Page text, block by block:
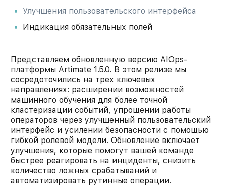
Улучшения пользовательского интерфейса
Индикация обязательных полей
Представляем обновленную версию AIOps-
платформы Artimate 1.5.0. В этом релизе мы
сосредоточились на трех ключевых
направлениях: расширении возможностей
машинного обучения для более точной
кластеризации событий, упрощении работы
операторов через улучшенный пользовательский
интерфейс и усилении безопасности с помощью
гибкой ролевой модели. Обновление включает
улучшения, которые помогут вашей команде
быстрее реагировать на инциденты, снизить
количество ложных срабатываний и
автоматизировать рутинные операции.​